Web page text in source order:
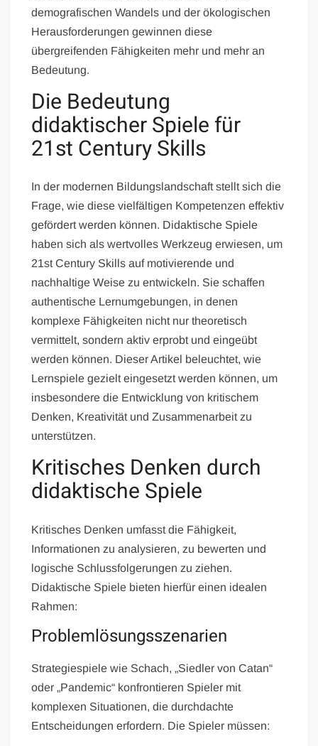
demografischen Wandels und der ökologischen
Herausforderungen gewinnen diese
übergreifenden Fähigkeiten mehr und mehr an
Bedeutung.
Die Bedeutung
didaktischer Spiele für
21st Century Skills
In der modernen Bildungslandschaft stellt sich die
Frage, wie diese vielfältigen Kompetenzen effektiv
gefördert werden können. Didaktische Spiele
haben sich als wertvolles Werkzeug erwiesen, um
21st Century Skills auf motivierende und
nachhaltige Weise zu entwickeln. Sie schaffen
authentische Lernumgebungen, in denen
komplexe Fähigkeiten nicht nur theoretisch
vermittelt, sondern aktiv erprobt und eingeübt
werden können. Dieser Artikel beleuchtet, wie
Lernspiele gezielt eingesetzt werden können, um
insbesondere die Entwicklung von kritischem
Denken, Kreativität und Zusammenarbeit zu
unterstützen.
Kritisches Denken durch
didaktische Spiele
Kritisches Denken umfasst die Fähigkeit,
Informationen zu analysieren, zu bewerten und
logische Schlussfolgerungen zu ziehen.
Didaktische Spiele bieten hierfür einen idealen
Rahmen:
Problemlösungsszenarien
Strategiespiele wie Schach, „Siedler von Catan“
oder „Pandemic“ konfrontieren Spieler mit
komplexen Situationen, die durchdachte
Entscheidungen erfordern. Die Spieler müssen: